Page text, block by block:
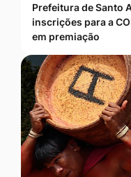
Prefeitura de Santo
inscrições para a
em premiação